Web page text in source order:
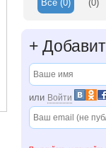
Все (0) (0)
+
или Войти